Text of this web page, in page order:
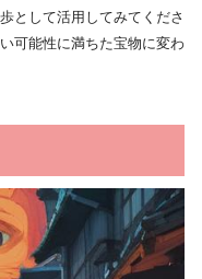
として活用してみてくださ
可能性に満ちた宝物に変わ